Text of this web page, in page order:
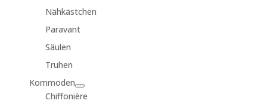
Nähkästchen
Paravant
Säulen
Truhen
Kommoden
Chiffonière